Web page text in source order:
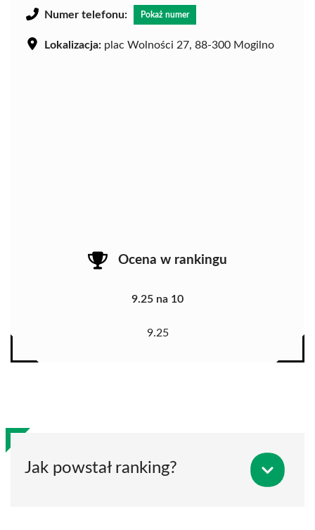
Numer telefonu: Pokaż numer
Lokalizacja: plac Wolności 27, 88-300 Mogilno
Ocena w rankingu
9.25 na 10
9.25
Jak powstał ranking?